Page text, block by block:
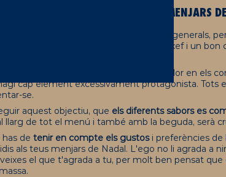
PER MARIDAR CERVESA AMB ELS MENJARS
lloc, volem donar-te algunes indicacions generals,
. La marca d'un bon xef i un
i un efecte durador en els
cap element excessivament protagonista. Tots
se.
aquest objectiu, que els diferents sabors es
llarg de tot el menú i també amb la beguda, serà
de tenir en compte els gustosi preferències de
als teus menjars de Nadal. L'ego no li agrada a
el que t'agrada a tu, per molt ben pensat